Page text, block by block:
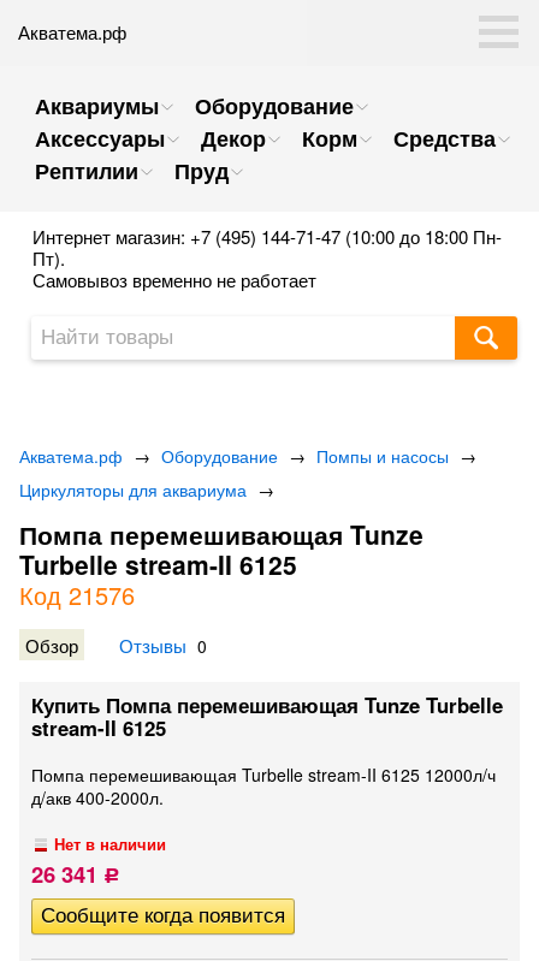
Акватема.рф
Аквариумы
Оборудование
Аксессуары
Декор Корм
Средства
Рептилии
Пруд
Интернет магазин: +7 (495) 144-71-47 (10:00 до 18:00 Пн-
Пт).
Самовывоз временно не работает
Акватема.рф → Оборудование → Помпы и насосы →
Циркуляторы для аквариума →
Помпа перемешивающая Tunze
Turbelle stream-II 6125
Код 21576
Обзор Отзывы 0
Купить Помпа перемешивающая Tunze Turbelle
stream-II 6125
Помпа перемешивающая Turbelle stream-II 6125 12000л/ч
д/акв 400-2000л.
Нет в наличии
26 341 Р